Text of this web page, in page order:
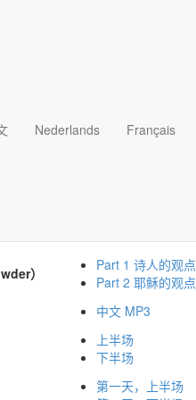
Nederlands Français
）
Part 1 诗人的观点
Part 2 耶稣的观点
中文 MP3
上半场
下半场
第一天，上半场